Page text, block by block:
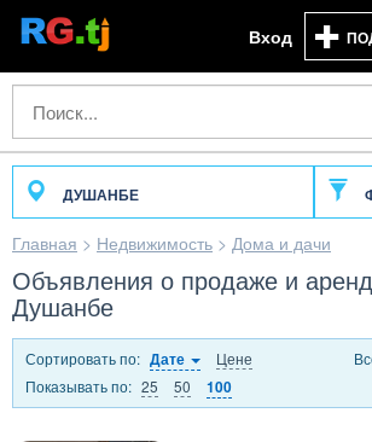
Вход
ДУШАНБЕ
Главная > Недвижимость > Дома и дачи
Объявления о продаже и
Душанбе
Сортировать по: Дате
Цене
Показывать по: 25 50 100